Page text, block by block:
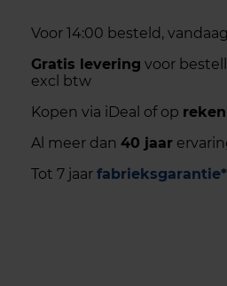
Voor 14:00 besteld,
Gratis levering voor
excl btw
Kopen via iDeal of op
Al meer dan 40 jaar
Tot 7 jaar fabrieksgarantie*